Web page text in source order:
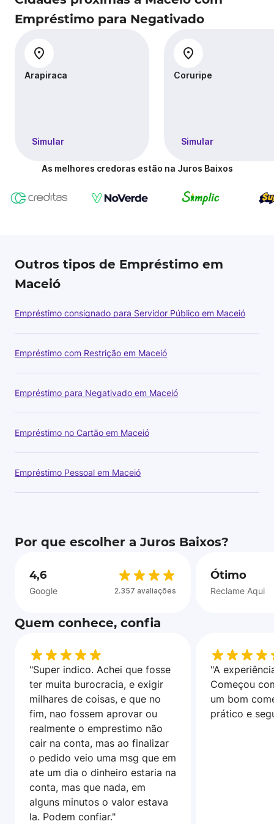
Empréstimo para Negativado
Arapiraca
Simular
Coruripe
Simular
As melhores credoras estão na Juros Baixos
Outros tipos de Empréstimo em
Maceió
Empréstimo consignado para Servidor Público em Maceió
Empréstimo com Restrição em Maceió
Empréstimo para Negativado em Maceió
Empréstimo no Cartão em Maceió
Empréstimo Pessoal em Maceió
Por que escolher a Juros Baixos?
4,6
Google 2.357 avaliações
Ótimo
Reclame Aqui
Quem conhece, confia
"Super indico. Achei que fosse
ter muita burocracia, e exigir
milhares de coisas, e que no
fim, nao fossem aprovar ou
realmente o emprestimo não
cair na conta, mas ao finalizar
o pedido veio uma msg que em
ate um dia o dinheiro estaria na
conta, mas que nada, em
alguns minutos o valor estava
la. Podem confiar."
"A
Começou
um bom
prático e